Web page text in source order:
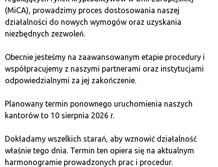
Оцените свою склонность к
Биткойн является более стабильным активом с
длительной историей, что может быть более
привлекательным для инвесторов с низкой
склонностью к риску. Эфириум, благодаря своей
волатильности и растущей конкуренции, может
быть более рискованным, но одновременно и более
прибыльным выбором.
(MiCA), prowadzimy proces dostosowania naszej
działalności do nowych wymogów oraz uzyskania
niezbędnych zezwoleń.
Obecnie jesteśmy na zaawansowanym etapie procedury i
współpracujemy z naszymi partnerami oraz instytucjami
odpowiedzialnymi za jej zakończenie.
Planowany termin ponownego uruchomienia naszych
kantorów to 10 sierpnia 2026 r.
Dokładamy wszelkich starań, aby wznowić działalność
właśnie tego dnia. Termin ten opiera się na aktualnym
harmonogramie prowadzonych prac i procedur.